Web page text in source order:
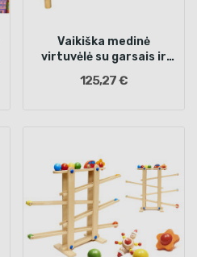
Vaikiška medinė
virtuvėlė su garsais ir
125,27 €